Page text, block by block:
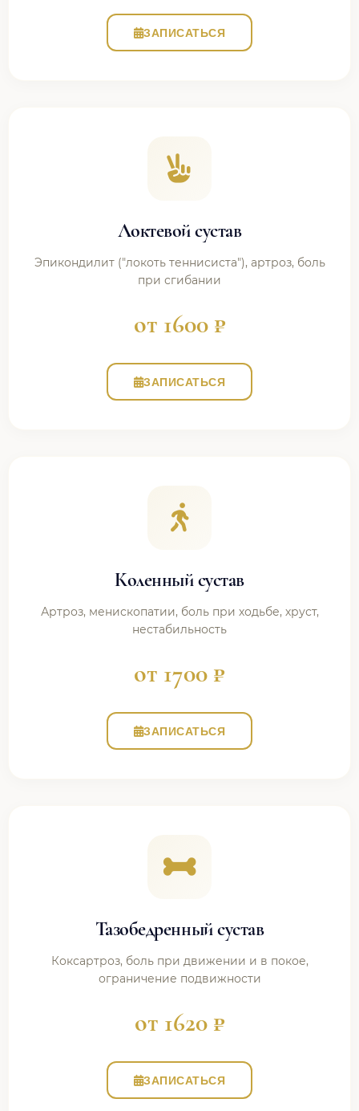
ЗАПИСАТЬСЯ
Локтевой сустав
Эпикондилит ("локоть теннисиста"), артроз, боль
при сгибании
от 1600 ₽
ЗАПИСАТЬСЯ
Коленный сустав
Артроз, менископатии, боль при ходьбе, хруст,
нестабильность
от 1700 ₽
ЗАПИСАТЬСЯ
Тазобедренный сустав
Коксартроз, боль при движении и в покое,
ограничение подвижности
от 1620 ₽
ЗАПИСАТЬСЯ